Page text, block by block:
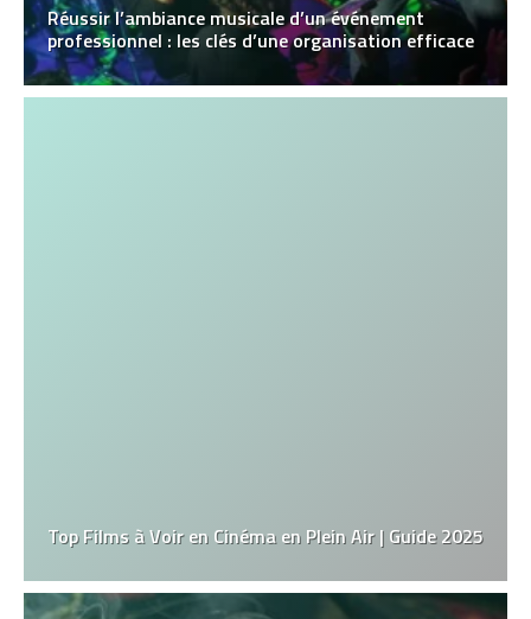
Réussir l’ambiance musicale d’un événement
professionnel : les clés d’une organisation efficace
Top Films à Voir en Cinéma en Plein Air | Guide 2025